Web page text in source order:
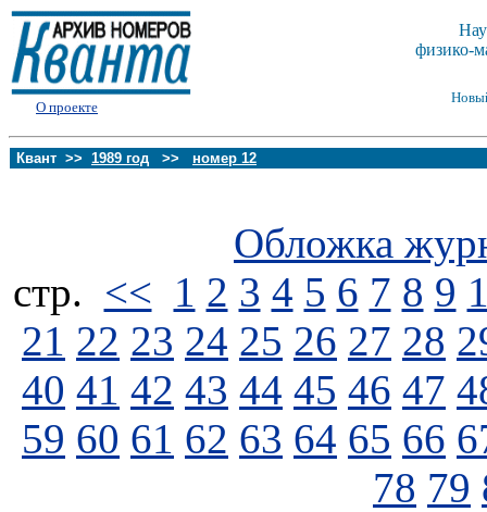
О проекте
физико-
Квант >> 1989 год >> номер 12
Обложка
стp. << 1 2 3 4 5 6 7 8 9
21 22 23 24 25 26 27 28
40 41 42 43 44 45 46 47
59 60 61 62 63 64 65 66
78 79